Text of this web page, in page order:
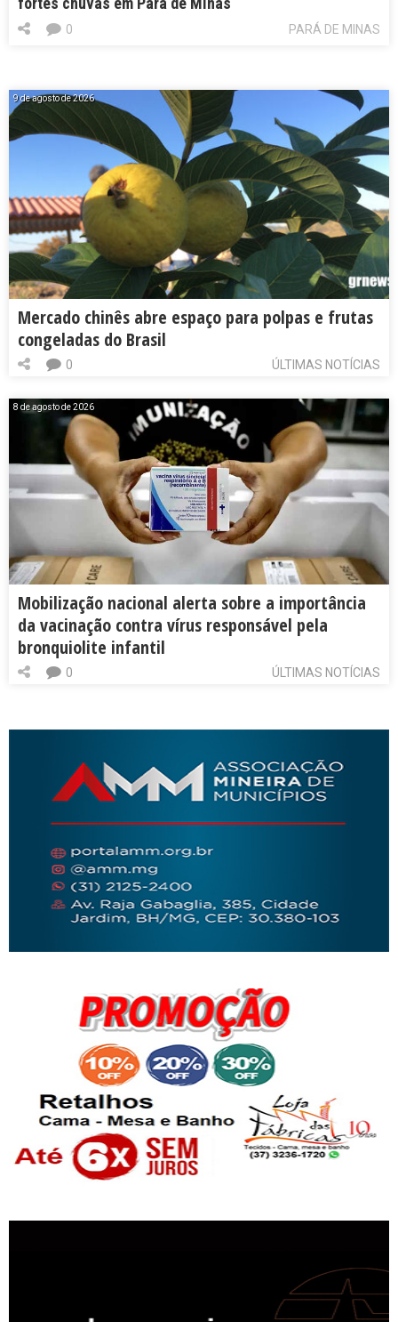
PARÁ DE MINAS
0
9 de agosto de 2026
Mercado chinês abre espaço para polpas e frutas
congeladas do Brasil
ÚLTIMAS NOTÍCIAS
0
8 de agosto de 2026
Mobilização nacional alerta sobre a importância
da vacinação contra vírus responsável pela
bronquiolite infantil
ÚLTIMAS NOTÍCIAS
0